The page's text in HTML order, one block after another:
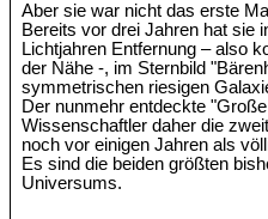
Aber sie war nicht das erste
Bereits vor drei Jahren hat sie
Lichtjahren Entfernung – also
der Nähe -, im Sternbild
symmetrischen riesigen
Der nunmehr entdeckte
Wissenschaftler daher die
noch vor einigen Jahren als
Es sind die beiden größten
Universums.